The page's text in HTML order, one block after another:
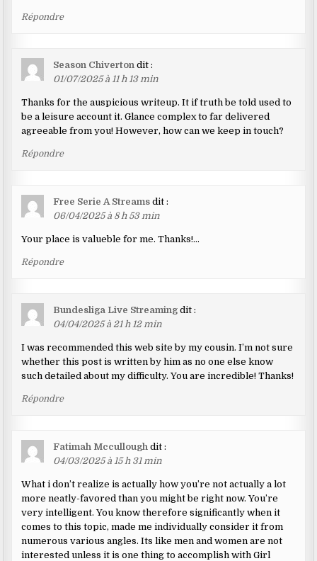
Répondre
Season Chiverton dit :
01/07/2025 à 11 h 13 min
Thanks for the auspicious writeup. It if truth be told used to
be a leisure account it. Glance complex to far delivered
agreeable from you! However, how can we keep in touch?
Répondre
Free Serie A Streams dit :
06/04/2025 à 8 h 53 min
Your place is valueble for me. Thanks!…
Répondre
Bundesliga Live Streaming dit :
04/04/2025 à 21 h 12 min
I was recommended this web site by my cousin. I’m not sure
whether this post is written by him as no one else know
such detailed about my difficulty. You are incredible! Thanks!
Répondre
Fatimah Mccullough dit :
04/03/2025 à 15 h 31 min
What i don’t realize is actually how you’re not actually a lot
more neatly-favored than you might be right now. You’re
very intelligent. You know therefore significantly when it
comes to this topic, made me individually consider it from
numerous various angles. Its like men and women are not
interested unless it is one thing to accomplish with Girl